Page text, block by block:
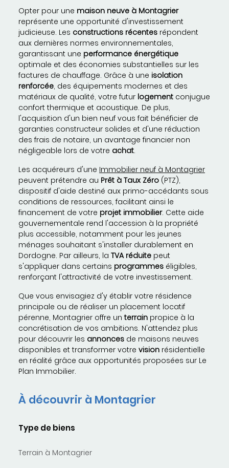
Opter pour une maison neuve à Montagrier
représente une opportunité d'investissement
judicieuse. Les constructions récentes répondent
aux dernières normes environnementales,
garantissant une performance énergétique
optimale et des économies substantielles sur les
factures de chauffage. Grâce à une isolation
renforcée, des équipements modernes et des
matériaux de qualité, votre futur logement conjugue
confort thermique et acoustique. De plus,
l'acquisition d'un bien neuf vous fait bénéficier de
garanties constructeur solides et d'une réduction
des frais de notaire, un avantage financier non
négligeable lors de votre achat.
Les acquéreurs d'une Immobilier neuf à Montagrier
peuvent prétendre au Prêt à Taux Zéro (PTZ),
dispositif d'aide destiné aux primo-accédants sous
conditions de ressources, facilitant ainsi le
financement de votre projet immobilier. Cette aide
gouvernementale rend l'accession à la propriété
plus accessible, notamment pour les jeunes
ménages souhaitant s'installer durablement en
Dordogne. Par ailleurs, la TVA réduite peut
s'appliquer dans certains programmes éligibles,
renforçant l'attractivité de votre investissement.
Que vous envisagiez d'y établir votre résidence
principale ou de réaliser un placement locatif
pérenne, Montagrier offre unterrain propice à la
concrétisation de vos ambitions. N'attendez plus
pour découvrir les annonces de maisons neuves
disponibles et transformer votre vision résidentielle
en réalité grâce aux opportunités proposées sur Le
Plan Immobilier.
À découvrir à Montagrier
Type de biens
Terrain à Montagrier